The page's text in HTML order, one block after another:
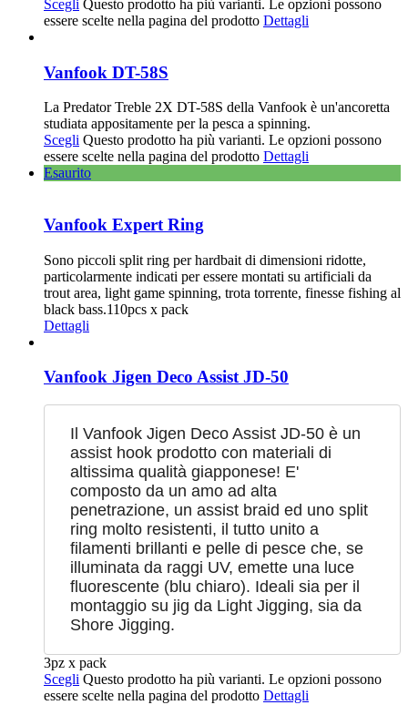
Scegli Questo prodotto ha più varianti. Le opzioni possono
essere scelte nella pagina del prodotto Dettagli
Vanfook DT-58S
La Predator Treble 2X DT-58S della Vanfook è un'ancoretta
studiata appositamente per la pesca a spinning.
Scegli Questo prodotto ha più varianti. Le opzioni possono
essere scelte nella pagina del prodotto Dettagli
Esaurito
Vanfook Expert Ring
Sono piccoli split ring per hardbait di dimensioni ridotte,
particolarmente indicati per essere montati su artificiali da
trout area, light game spinning, trota torrente, finesse fishing al
black bass.110pcs x pack
Dettagli
Vanfook Jigen Deco Assist JD-50
Il Vanfook Jigen Deco Assist JD-50 è un
assist hook prodotto con materiali di
altissima qualità giapponese! E'
composto da un amo ad alta
penetrazione, un assist braid ed uno split
ring molto resistenti, il tutto unito a
filamenti brillanti e pelle di pesce che, se
illuminata da raggi UV, emette una luce
fluorescente (blu chiaro). Ideali sia per il
montaggio su jig da Light Jigging, sia da
Shore Jigging.
3pz x pack
Scegli Questo prodotto ha più varianti. Le opzioni possono
essere scelte nella pagina del prodotto Dettagli